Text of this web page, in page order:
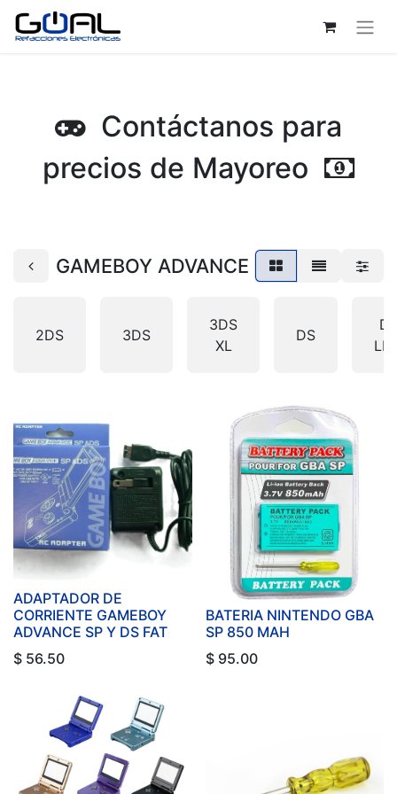
Contáctanos para
precios de Mayoreo
GAMEBOY ADVANCE
2DS 3DS
3DS
XL
DS
ADAPTADOR DE
CORRIENTE GAMEBOY
ADVANCE SP Y DS FAT
$ 56.50
BATERIA NINTENDO GBA
SP 850 MAH
$ 95.00